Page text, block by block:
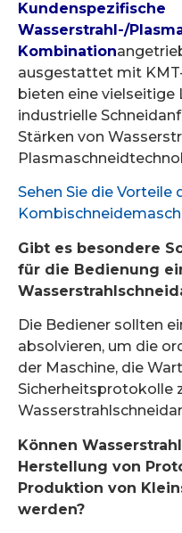
Kundenspezifische
Wasserstrahl-/
Kombination
ausgestattet mit
bieten eine vielseitige
industrielle
Stärken von
Sehen Sie die Vorteile
Gibt es besondere
für die Bedienung
Die Bediener sollten
absolvieren, um die
der Maschine, die
Sicherheitsprotokolle
Können
Herstellung von
Produktion von
werden?